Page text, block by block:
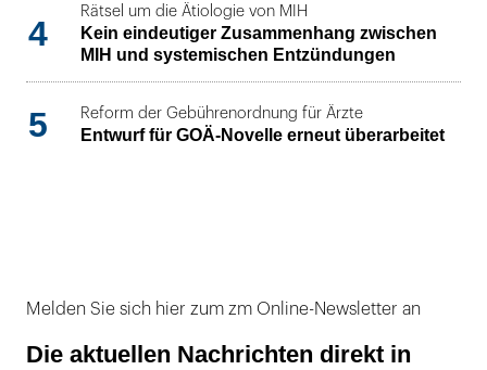
4
Rätsel um die Ätiologie von MIH
Kein eindeutiger Zusammenhang zwischen
MIH und systemischen Entzündungen
5 Reform der Gebührenordnung für Ärzte
Entwurf für GOÄ-Novelle erneut überarbeitet
Melden Sie sich hier zum zm Online-Newsletter an
Die aktuellen Nachrichten direkt in